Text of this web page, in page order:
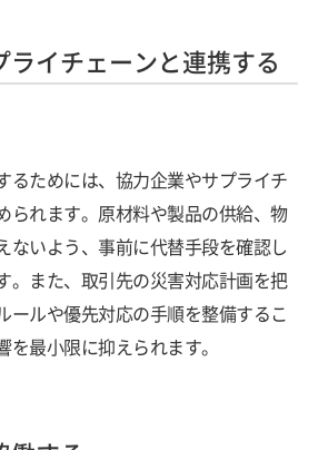
ライチェーンと連携する
るためには、協力企業やサプライチ
られます。原材料や製品の供給、物
ないよう、事前に代替手段を確認し
。また、取引先の災害対応計画を把
ールや優先対応の手順を整備するこ
を最小限に抑えられます。